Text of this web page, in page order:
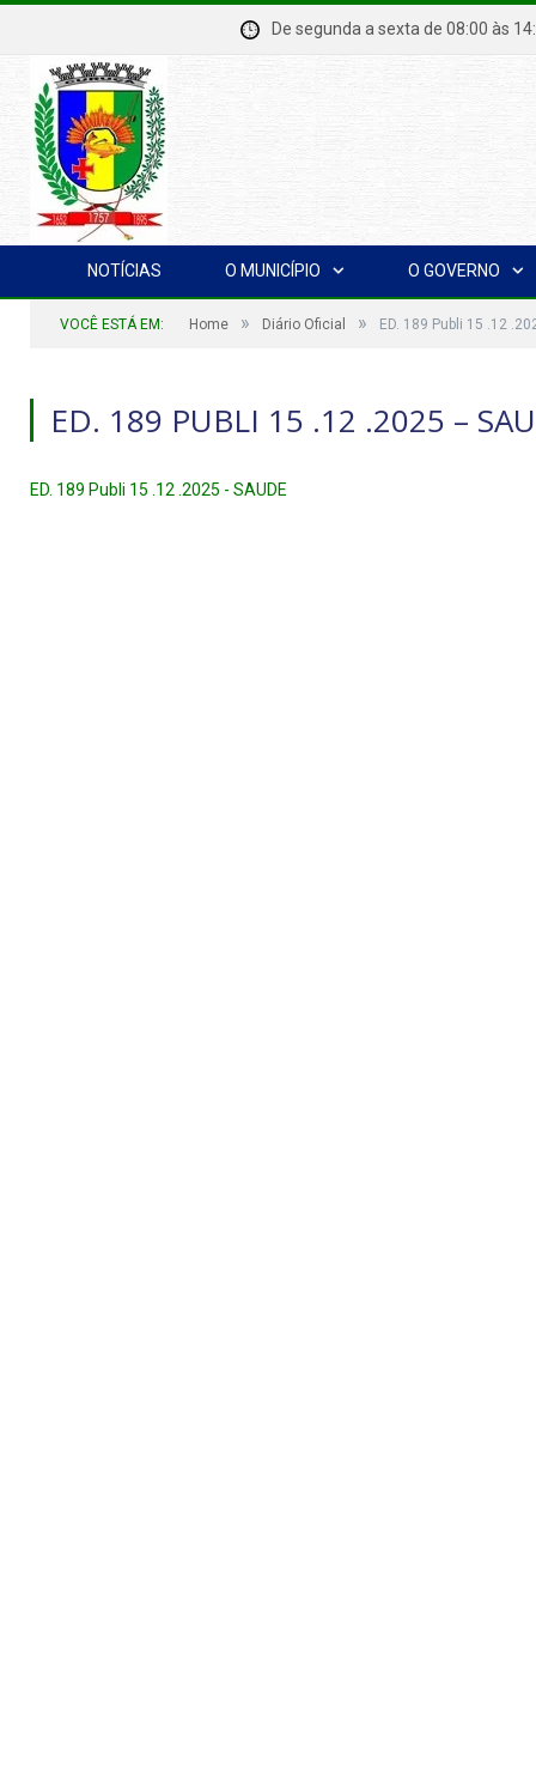
De segunda a sexta de 08:00
NOTÍCIAS O MUNICÍPIO O GOVERNO
VOCÊ ESTÁ EM: Home » Diário Oficial » ED. 189 Publi 15 .12
ED. 189 PUBLI 15 .12 .2025 –
ED. 189 Publi 15 .12 .2025 - SAUDE